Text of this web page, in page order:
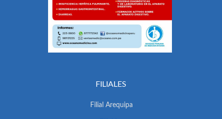
FILIALES
Filial Arequipa